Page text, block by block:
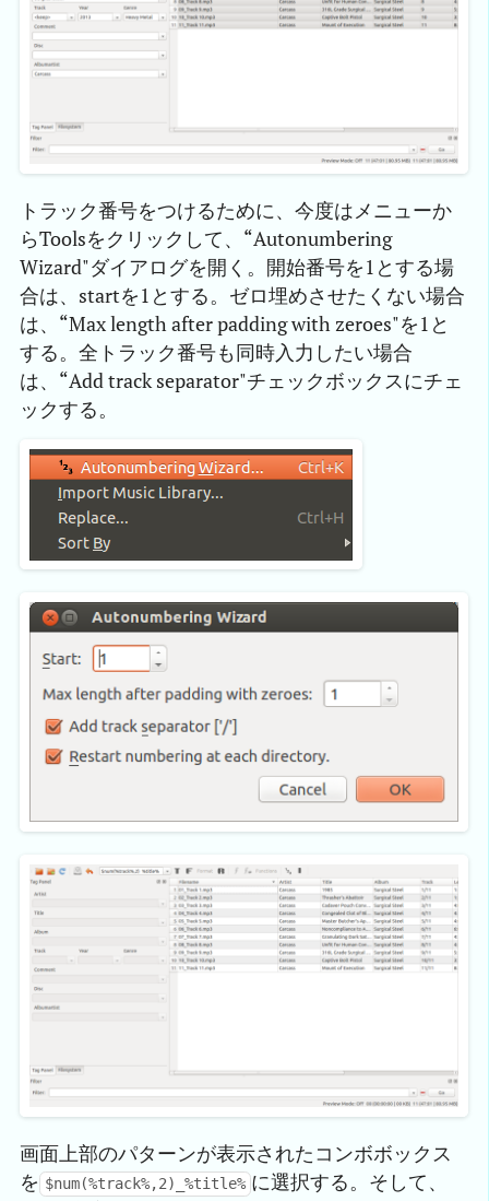
トラック番号をつけるために、今度はメニューか
らToolsをクリックして、“Autonumbering
Wizard"ダイアログを開く。開始番号を1とする場
合は、startを1とする。ゼロ埋めさせたくない場合
は、“Max length after padding with zeroes"を1と
する。全トラック番号も同時入力したい場合
は、“Add track separator"チェックボックスにチェ
ックする。
画面上部のパターンが表示されたコンボボックス
を $num(%track%,2)_%title% に選択する。そして、